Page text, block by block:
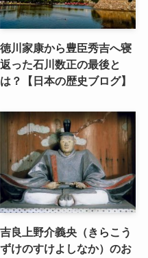
徳川家康から豊臣秀吉へ寝
返った石川数正の最後と
は？【日本の歴史ブログ】
吉良上野介義央（きらこう
ずけのすけよしなか）のお